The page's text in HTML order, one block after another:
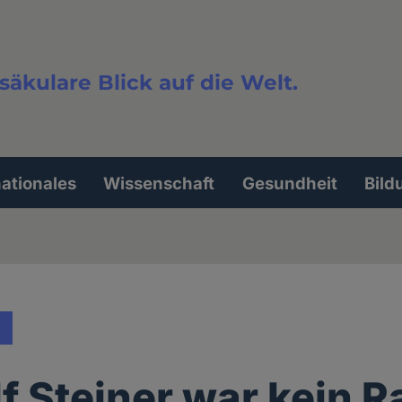
Blick auf die Welt.
Wissenschaft Gesundheit